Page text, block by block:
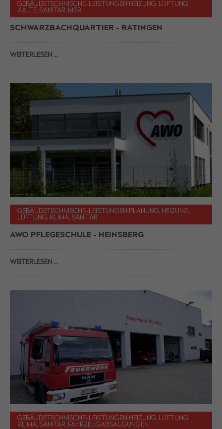
GEBÄUDETECHNISCHE-LEISTUNGEN HEIZUNG, LÜFTUNG,
KÄLTE, SANITÄR, MSR
SCHWARZBACHQUARTIER - RATINGEN
WEITERLESEN …
GEBÄUDETECHNISCHE-LEISTUNGEN PLANUNG, HEIZUNG,
LÜFTUNG, KLIMA, SANITÄR
AWO PFLEGESCHULE - HEINSBERG
WEITERLESEN …
GEBÄUDETECHNISCHE-LEISTUNGEN HEIZUNG, LÜFTUNG,
KLIMA, SANITÄR, FAHRZEUGABSAUGUNGEN